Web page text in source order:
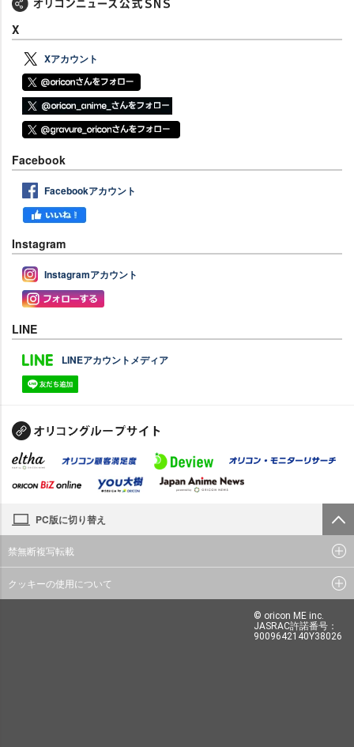
X
Xアカウント
Facebook
Facebookアカウント
Instagram
Instagramアカウント
LINE
LINEアカウントメディア
PC版に切り替え
禁無断複写転載
クッキーの使用について
© oricon ME inc.
JASRAC許諾番号：
9009642140Y38026